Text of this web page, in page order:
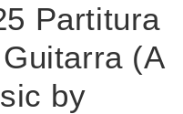
Partitura
(A
by